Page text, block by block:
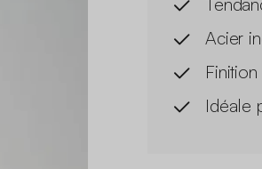
Acier
Idéale